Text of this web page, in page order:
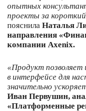
опытных
проекты за
пояснила Наталья
направления
компании Axenix.
«Продукт
в интерфейсе для
значительно
Иван Первушин,
«Платформенные